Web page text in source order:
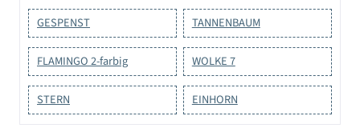
GESPENST TANNENBAUM
FLAMINGO 2-farbig WOLKE 7
STERN EINHORN